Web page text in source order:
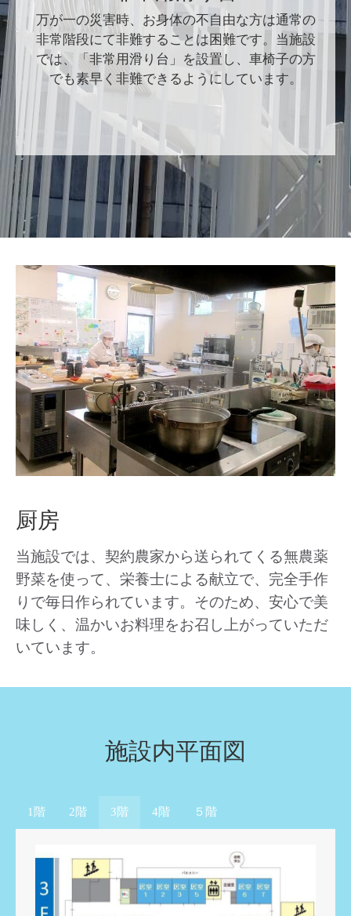
万が一の災害時、お身体の不自由な方は通常の
非常階段にて非難することは困難です。当施設
では、「非常用滑り台」を設置し、車椅子の方
でも素早く非難できるようにしています。
厨房
当施設では、契約農家から送られてくる無農薬
野菜を使って、栄養士による献立で、完全手作
りで毎日作られています。そのため、安心で美
味しく、温かいお料理をお召し上がっていただ
いています。
施設内平面図
1階 2階 3階 4階 ５階